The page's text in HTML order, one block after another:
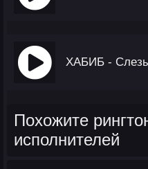
ХАБИБ -
Похожите
исполнителей